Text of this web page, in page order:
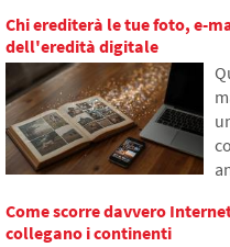
Chi erediterà le tue foto, e-
dell'eredità digitale
Come scorre davvero
collegano i continenti